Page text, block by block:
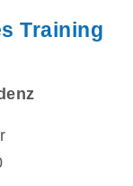
Training